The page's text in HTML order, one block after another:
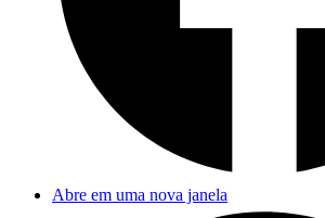
Abre em uma nova janela